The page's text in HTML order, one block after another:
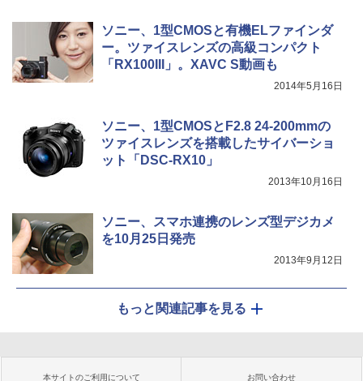
ソニー、1型CMOSと有機ELファインダ
ー。ツァイスレンズの高級コンパクト
「RX100III」。XAVC S動画も
2014年5月16日
ソニー、1型CMOSとF2.8 24-200mmの
ツァイスレンズを搭載したサイバーショ
ット「DSC-RX10」
2013年10月16日
ソニー、スマホ連携のレンズ型デジカメ
を10月25日発売
2013年9月12日
もっと関連記事を見る
本サイトのご利用について お問い合わせ